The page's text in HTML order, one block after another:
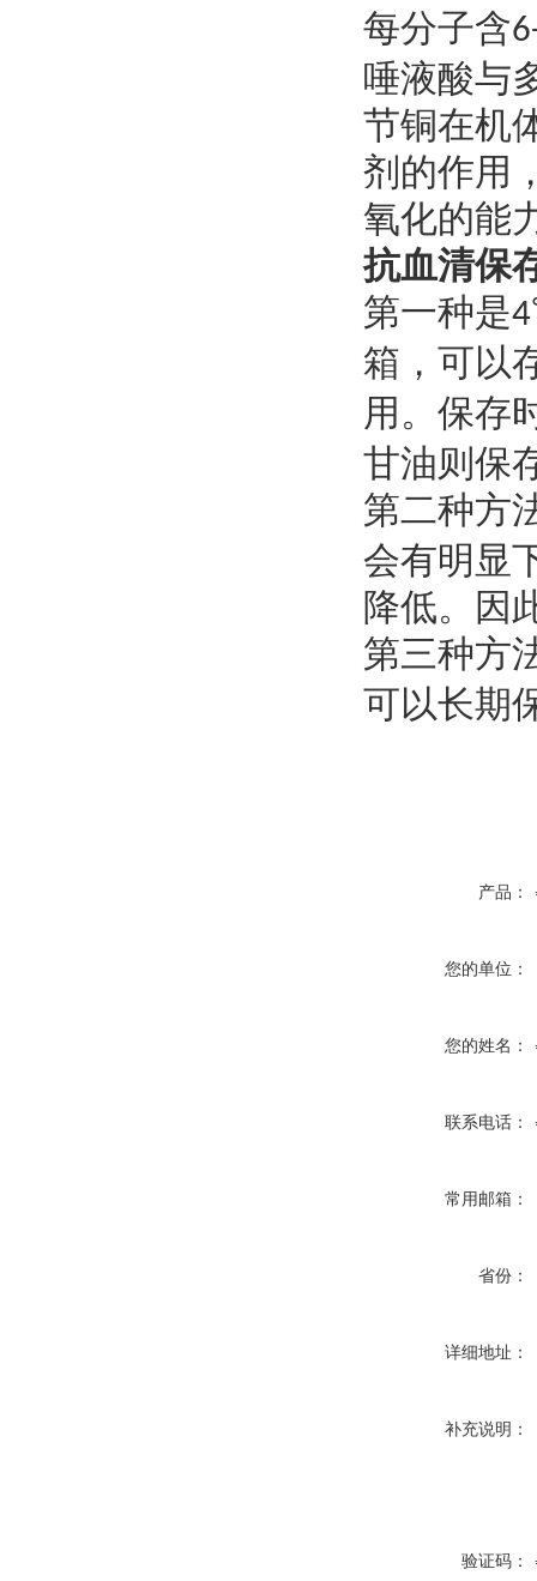
每分子含
唾液酸与
节铜在机
剂的作用
氧化的能
抗血清保
第一种是4
箱，可以
用。保存
甘油则保
第二种方
会有明显
降低。因
第三种方
可以长期
产品：
您的单位：
您的姓名：
联系电话：
常用邮箱：
省份：
详细地址：
补充说明：
验证码：